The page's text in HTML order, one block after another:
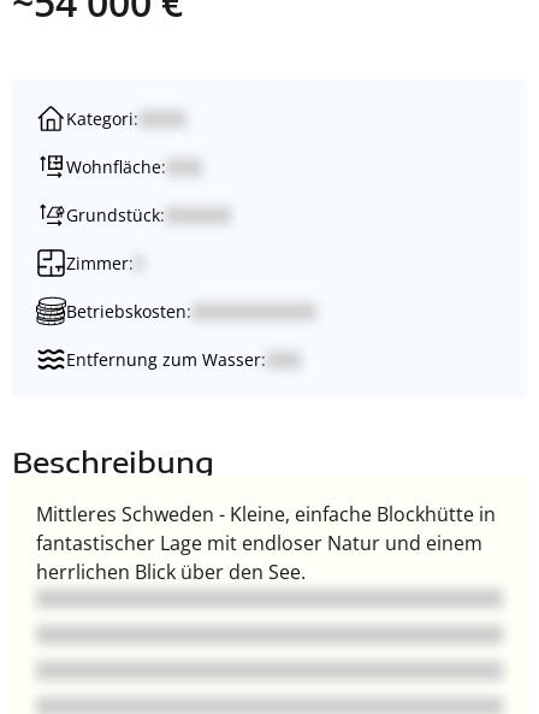
Kategori:
Wohnfläche:
Grundstück:
Zimmer:
Betriebskosten:
Entfernung zum Wasser:
Beschreibung
Mittleres Schweden - Kleine, einfache Blockhütte in
fantastischer Lage mit endloser Natur und einem
herrlichen Blick über den See.